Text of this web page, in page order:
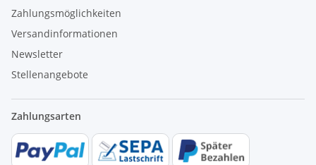
Zahlungsmöglichkeiten
Versandinformationen
Newsletter
Stellenangebote
Zahlungsarten